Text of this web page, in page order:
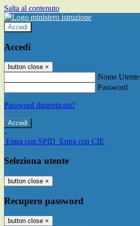
Salta al contenuto
Accedi
Accedi
button close ×
Nome Utente
Password
Password dimenticata?
-
Entra con SPID Entra con CIE
Seleziona utente
button close ×
Recupero password
button close ×